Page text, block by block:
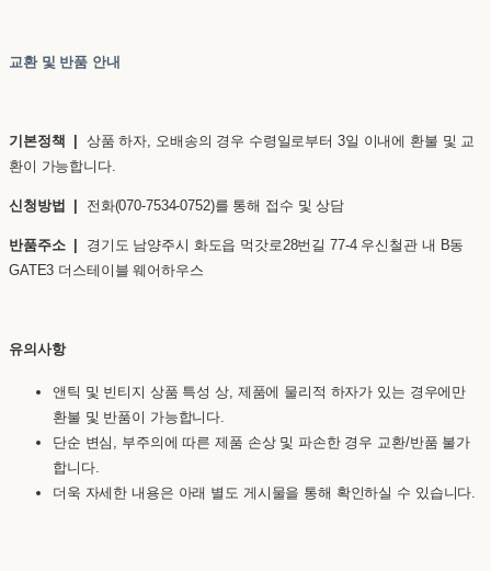
교환 및 반품 안내
기본정책 | 상품 하자, 오배송의 경우 수령일로부터 3일 이내에 환불 및 교
환이 가능합니다.
신청방법 | 전화(070-7534-0752)를 통해 접수 및 상담
반품주소 | 경기도 남양주시 화도읍 먹갓로28번길 77-4 우신철관 내 B동
GATE3 더스테이블 웨어하우스
유의사항
앤틱 및 빈티지 상품 특성 상, 제품에 물리적 하자가 있는 경우에만
환불 및 반품이 가능합니다.
단순 변심, 부주의에 따른 제품 손상 및 파손한 경우 교환/반품 불가
합니다.
더욱 자세한 내용은 아래 별도 게시물을 통해 확인하실 수 있습니다.